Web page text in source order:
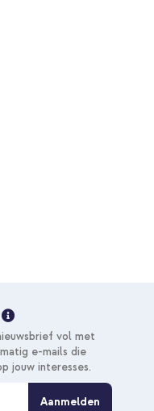
+ Originele 25W
+ Geweven USB-
vol met
e-mails die
jouw interesses.
Aanmelden